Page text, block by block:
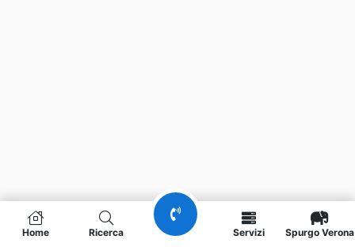
Home Ricerca Servizi Spurgo Verona